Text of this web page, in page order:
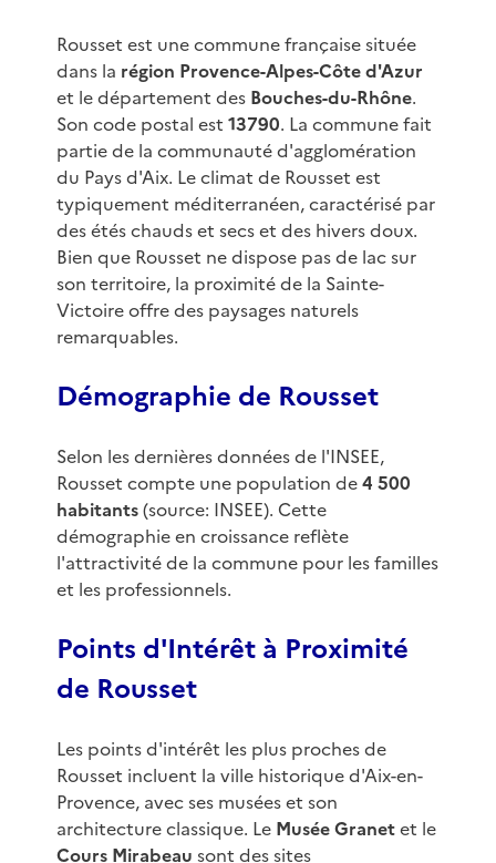
Rousset est une commune française située
dans la région Provence-Alpes-Côte d'Azur
et le département des Bouches-du-Rhône.
Son code postal est 13790. La commune fait
partie de la communauté d'agglomération
du Pays d'Aix. Le climat de Rousset est
typiquement méditerranéen, caractérisé par
des étés chauds et secs et des hivers doux.
Bien que Rousset ne dispose pas de lac sur
son territoire, la proximité de la Sainte-
Victoire offre des paysages naturels
remarquables.
Démographie de Rousset
Selon les dernières données de l'INSEE,
Rousset compte une population de4 500
habitants(source: INSEE). Cette
démographie en croissance reflète
l'attractivité de la commune pour les familles
et les professionnels.
Points d'Intérêt à Proximité
de Rousset
Les points d'intérêt les plus proches de
Rousset incluent la ville historique d'Aix-en-
Provence, avec ses musées et son
architecture classique. Le Musée Granetet le
Cours Mirabeau sont des sites